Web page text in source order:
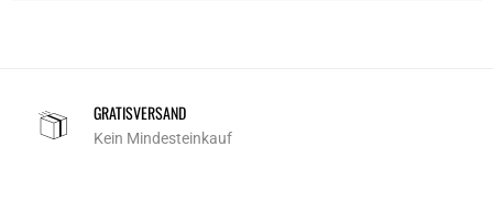
GRATISVERSAND
Kein Mindesteinkauf